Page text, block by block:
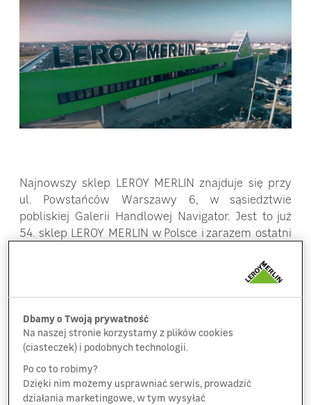
Najnowszy sklep LEROY MERLIN znajduje się przy
ul. Powstańców Warszawy 6, w sąsiedztwie
pobliskiej Galerii Handlowej Navigator. Jest to już
54. sklep LEROY MERLIN w Polsce i zarazem ostatni
Ekipa sklepu LEROY MERLIN Mielec przygotowała
dla swoich klientów najlepszą ofertę na rynku,
na którą składają się produkty o wysokiej jakości
oraz unikalne na mieleckim rynku usługi, takie jak
np. możliwość bezterminowego zwrotu towaru*,
montaż, czy strefy projektowania wnętrz 3D, gdzie
przy pomocy Doradców Klienta można wykonać
Dbamy o Twoją prywatność
Na naszej stronie korzystamy z plików cookies
(ciasteczek) i podobnych technologii.
Po co to robimy?
Dzięki nim możemy usprawniać serwis, prowadzić
działania marketingowe, w tym wysyłać